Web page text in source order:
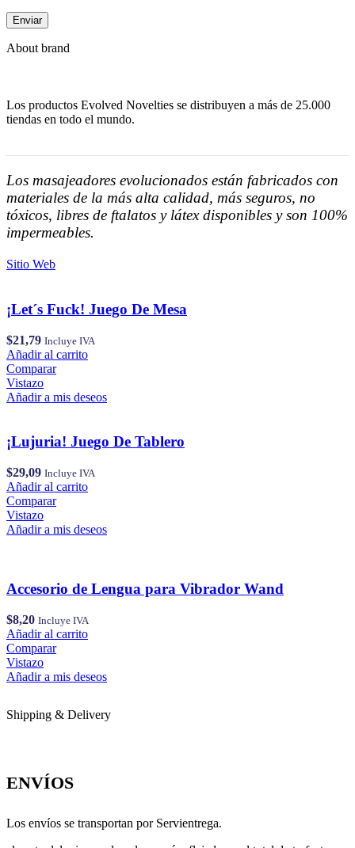
About brand
Los productos Evolved Novelties se distribuyen a más de 25.000
tiendas en todo el mundo.
Los masajeadores evolucionados están fabricados con
materiales de la más alta calidad, más seguros, no
tóxicos, libres de ftalatos y látex disponibles y son 100%
impermeables.
Sitio Web
¡Let´s Fuck! Juego De Mesa
$21,79 Incluye IVA
Añadir al carrito
Comparar
Vistazo
Añadir a mis deseos
¡Lujuria! Juego De Tablero
$29,09 Incluye IVA
Añadir al carrito
Comparar
Vistazo
Añadir a mis deseos
Accesorio de Lengua para Vibrador Wand
$8,20 Incluye IVA
Añadir al carrito
Comparar
Vistazo
Añadir a mis deseos
Shipping & Delivery
ENVÍOS
Los envíos se transportan por Servientrega.